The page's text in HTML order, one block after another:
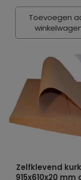
Toevoegen
Zelfklevend
915x610x20 mm